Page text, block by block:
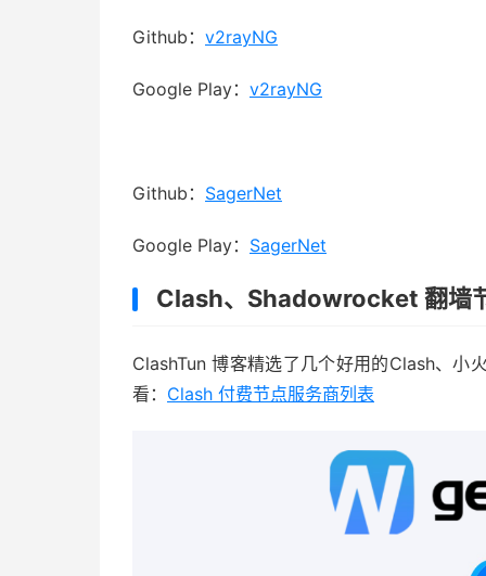
Github： v2rayNG
Google Play： v2rayNG
Github： SagerNet
Google Play： SagerNet
Clash、Shadowrocket 翻墙
ClashTun 博客精选了几个好用的Clash、小
看： Clash 付费节点服务商列表